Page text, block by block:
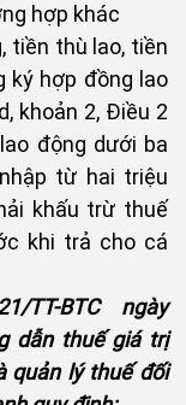
hợp khác
tiền thù lao, tiền
ký hợp đồng lao
khoản 2, Điều 2
động dưới ba
từ hai triệu
khấu trừ thuế
khi trả cho cá
TT-BTC ngày
dẫn thuế giá trị
quản lý thuế đối